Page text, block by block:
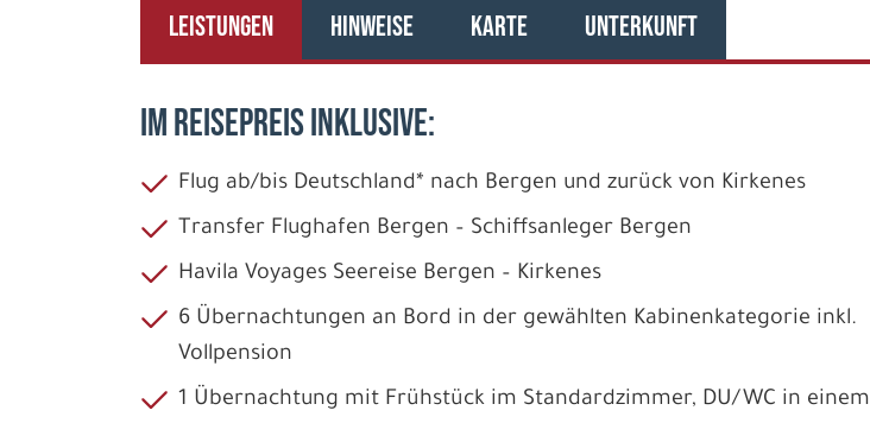
LEISTUNGEN HINWEISE KARTE UNTERKUNFT
IM REISEPREIS INKLUSIVE:
Flug ab/bis Deutschland* nach Bergen und zurück von Kirkenes
Transfer Flughafen Bergen – Schiffsanleger Bergen
Havila Voyages Seereise Bergen – Kirkenes
6 Übernachtungen an Bord in der gewählten Kabinenkategorie inkl.
Vollpension
1 Übernachtung mit Frühstück im Standardzimmer, DU/WC in einem